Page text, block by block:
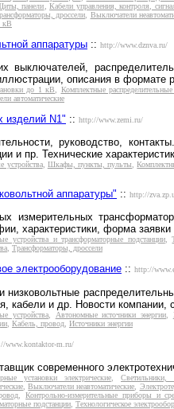
панели ,Кабели управления, контроля,
дроссели
Выключатели
кВ
аппаратуры :: http://www.dznva.ru/
выключателей,
описания в формате
до 1 кВ
Комплектные распределительные
автоматические
изделий N1" :: http://www.zemi.ru/
руководство,
и пр. Технические
устройства, Шкафы, пункты, пульты,
аппаратуры" :: http://
измерительных
характеристики, форма
устройства и трансформаторные подстанции,
, Трансформаторы, дроссели
электрооборудование :: http://
низковольтные
кабели и др. Новости компании,
устройства Автономные источники энергии
Кабель, провод Источники энергии
www.kontaktor-m.ru/
современного
установки электрические,Светильники,
,Выключатели неавтоматические
,Контрольно-измерительные приборы и
подстанции Технологическое